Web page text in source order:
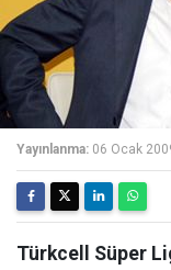
Yayınlanma: 06 Ocak
Türkcell Süper